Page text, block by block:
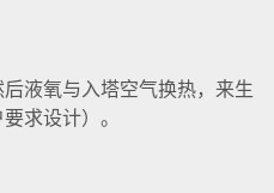
液氧与入塔空气换热，来生
求设计）。